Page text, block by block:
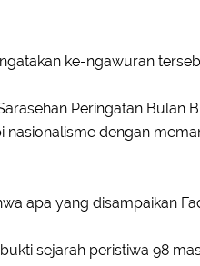
ke-ngawuran
Peringatan Bulan
nasionalisme dengan
apa yang disampaikan
sejarah peristiwa 98